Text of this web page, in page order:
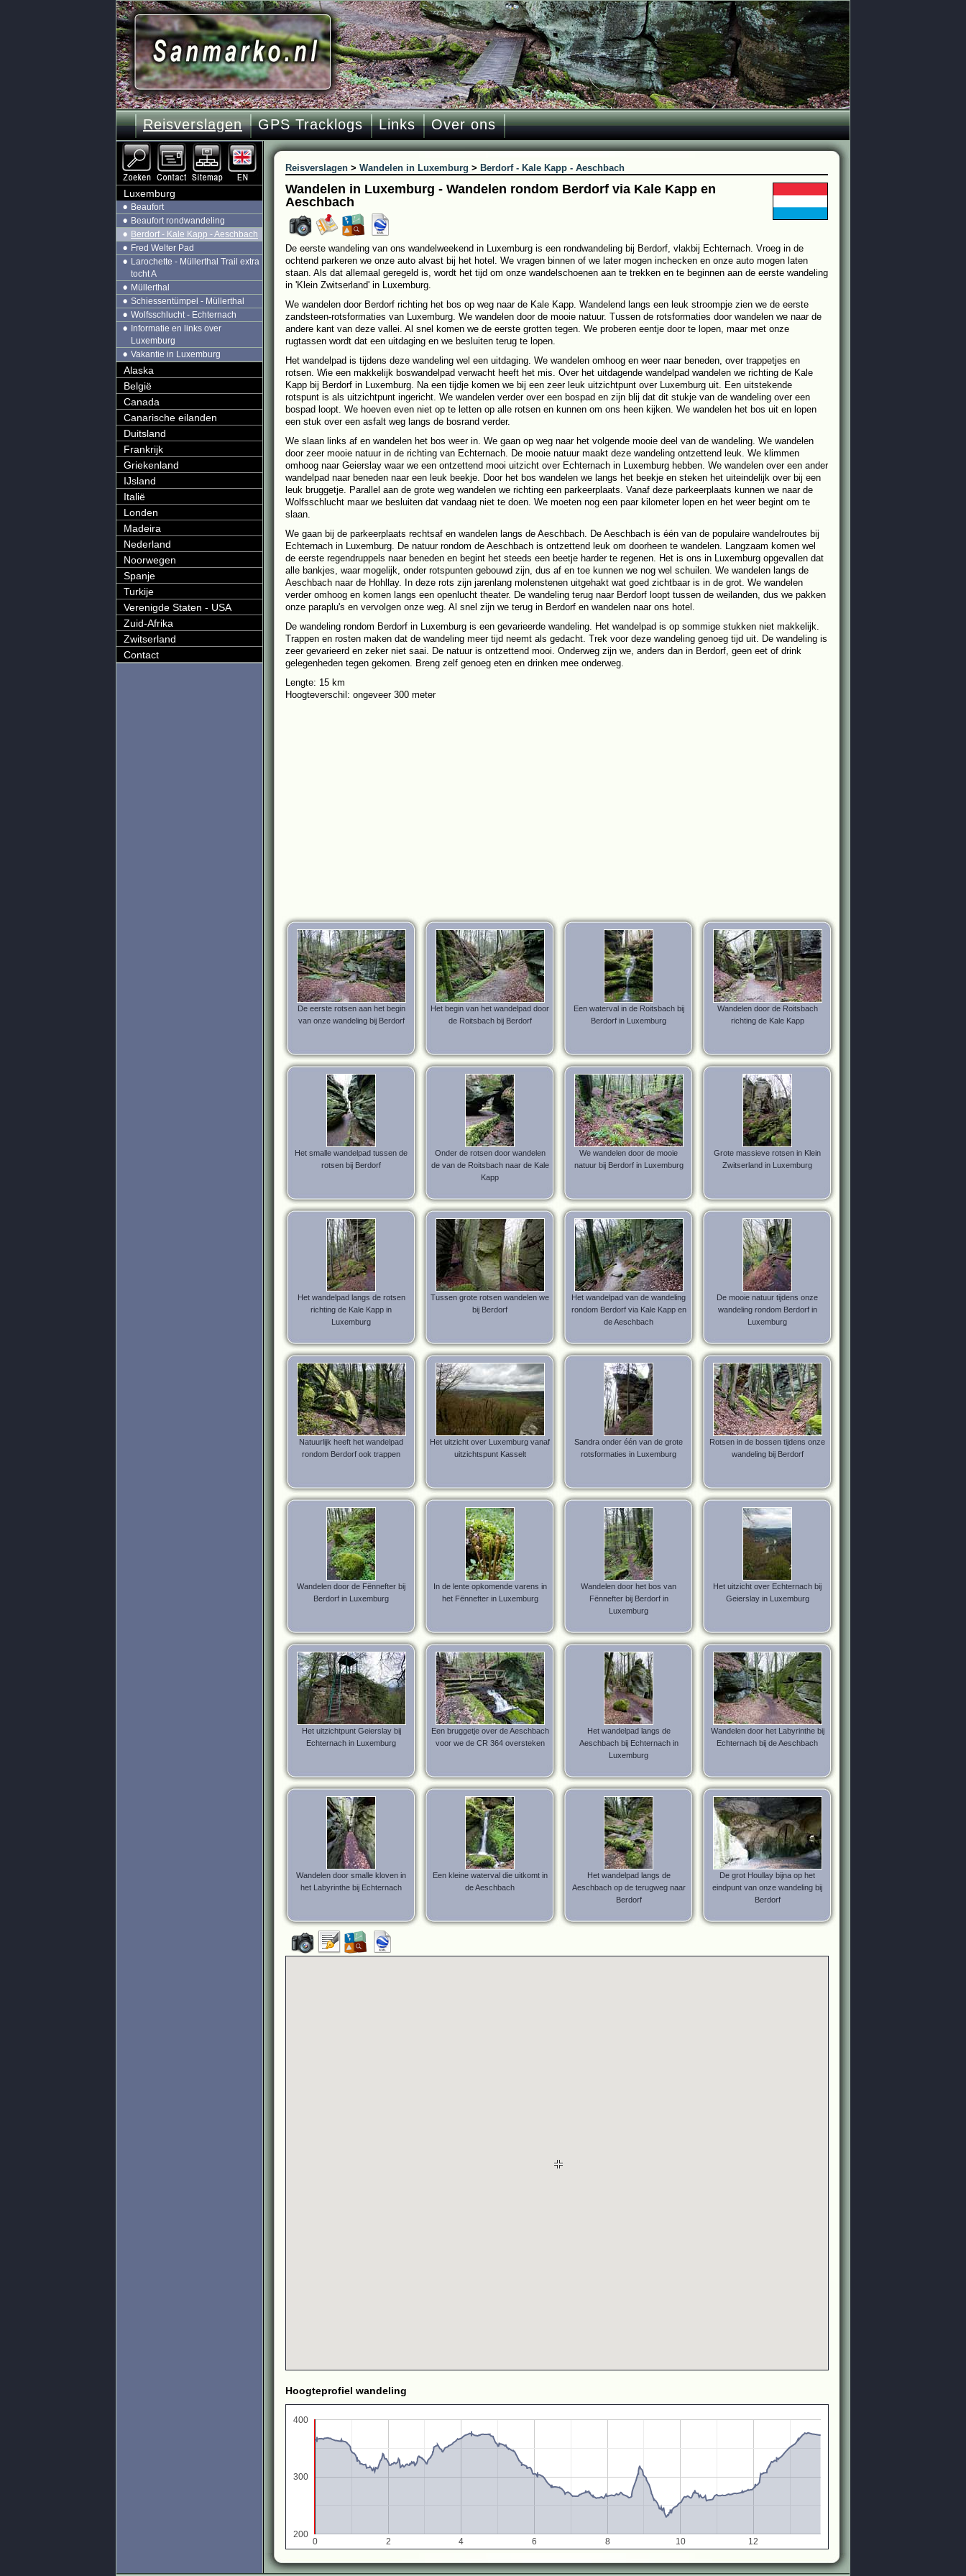
Reisverslagen GPS Tracklogs Links Over ons
Reisverslagen > Wandelen in Luxemburg > Berdorf - Kale Kapp - Aeschbach
Wandelen in Luxemburg - Wandelen rondom Berdorf via Kale Kapp en
Aeschbach
De eerste wandeling van ons wandelweekend in Luxemburg is een rondwandeling bij Berdorf, vlakbij Echternach. Vroeg in de
ochtend parkeren we onze auto alvast bij het hotel. We vragen binnen of we later mogen inchecken en onze auto mogen laten
staan. Als dat allemaal geregeld is, wordt het tijd om onze wandelschoenen aan te trekken en te beginnen aan de eerste wandeling
in 'Klein Zwitserland' in Luxemburg.
We wandelen door Berdorf richting het bos op weg naar de Kale Kapp. Wandelend langs een leuk stroompje zien we de eerste
zandsteen-rotsformaties van Luxemburg. We wandelen door de mooie natuur. Tussen de rotsformaties door wandelen we naar de
andere kant van deze vallei. Al snel komen we de eerste grotten tegen. We proberen eentje door te lopen, maar met onze
rugtassen wordt dat een uitdaging en we besluiten terug te lopen.
Het wandelpad is tijdens deze wandeling wel een uitdaging. We wandelen omhoog en weer naar beneden, over trappetjes en
rotsen. Wie een makkelijk boswandelpad verwacht heeft het mis. Over het uitdagende wandelpad wandelen we richting de Kale
Kapp bij Berdorf in Luxemburg. Na een tijdje komen we bij een zeer leuk uitzichtpunt over Luxemburg uit. Een uitstekende
rotspunt is als uitzichtpunt ingericht. We wandelen verder over een bospad en zijn blij dat dit stukje van de wandeling over een
bospad loopt. We hoeven even niet op te letten op alle rotsen en kunnen om ons heen kijken. We wandelen het bos uit en lopen
een stuk over een asfalt weg langs de bosrand verder.
We slaan links af en wandelen het bos weer in. We gaan op weg naar het volgende mooie deel van de wandeling. We wandelen
door zeer mooie natuur in de richting van Echternach. De mooie natuur maakt deze wandeling ontzettend leuk. We klimmen
omhoog naar Geierslay waar we een ontzettend mooi uitzicht over Echternach in Luxemburg hebben. We wandelen over een ander
wandelpad naar beneden naar een leuk beekje. Door het bos wandelen we langs het beekje en steken het uiteindelijk over bij een
leuk bruggetje. Parallel aan de grote weg wandelen we richting een parkeerplaats. Vanaf deze parkeerplaats kunnen we naar de
Wolfsschlucht maar we besluiten dat vandaag niet te doen. We moeten nog een paar kilometer lopen en het weer begint om te
slaan.
We gaan bij de parkeerplaats rechtsaf en wandelen langs de Aeschbach. De Aeschbach is één van de populaire wandelroutes bij
Echternach in Luxemburg. De natuur rondom de Aeschbach is ontzettend leuk om doorheen te wandelen. Langzaam komen wel
de eerste regendruppels naar beneden en begint het steeds een beetje harder te regenen. Het is ons in Luxemburg opgevallen dat
alle bankjes, waar mogelijk, onder rotspunten gebouwd zijn, dus af en toe kunnen we nog wel schuilen. We wandelen langs de
Aeschbach naar de Hohllay. In deze rots zijn jarenlang molenstenen uitgehakt wat goed zichtbaar is in de grot. We wandelen
verder omhoog en komen langs een openlucht theater. De wandeling terug naar Berdorf loopt tussen de weilanden, dus we pakken
onze paraplu's en vervolgen onze weg. Al snel zijn we terug in Berdorf en wandelen naar ons hotel.
De wandeling rondom Berdorf in Luxemburg is een gevarieerde wandeling. Het wandelpad is op sommige stukken niet makkelijk.
Trappen en rosten maken dat de wandeling meer tijd neemt als gedacht. Trek voor deze wandeling genoeg tijd uit. De wandeling is
zeer gevarieerd en zeker niet saai. De natuur is ontzettend mooi. Onderweg zijn we, anders dan in Berdorf, geen eet of drink
gelegenheden tegen gekomen. Breng zelf genoeg eten en drinken mee onderweg.
Lengte: 15 km
Hoogteverschil: ongeveer 300 meter
De eerste rotsen aan het begin
van onze wandeling bij Berdorf
Het begin van het wandelpad door
de Roitsbach bij Berdorf
Een waterval in de Roitsbach bij
Berdorf in Luxemburg
Wandelen door de Roitsbach
richting de Kale Kapp
Het smalle wandelpad tussen de
rotsen bij Berdorf
Onder de rotsen door wandelen
de van de Roitsbach naar de Kale
Kapp
We wandelen door de mooie
natuur bij Berdorf in Luxemburg
Grote massieve rotsen in Klein
Zwitserland in Luxemburg
Het wandelpad langs de rotsen
richting de Kale Kapp in
Luxemburg
Tussen grote rotsen wandelen we
bij Berdorf
Het wandelpad van de wandeling
rondom Berdorf via Kale Kapp en
de Aeschbach
De mooie natuur tijdens onze
wandeling rondom Berdorf in
Luxemburg
Natuurlijk heeft het wandelpad
rondom Berdorf ook trappen
Het uitzicht over Luxemburg vanaf
uitzichtspunt Kasselt
Sandra onder één van de grote
rotsformaties in Luxemburg
Rotsen in de bossen tijdens onze
wandeling bij Berdorf
Wandelen door de Fënnefter bij
Berdorf in Luxemburg
In de lente opkomende varens in
het Fënnefter in Luxemburg
Wandelen door het bos van
Fënnefter bij Berdorf in
Luxemburg
Het uitzicht over Echternach bij
Geierslay in Luxemburg
Het uitzichtpunt Geierslay bij
Echternach in Luxemburg
Een bruggetje over de Aeschbach
voor we de CR 364 oversteken
Het wandelpad langs de
Aeschbach bij Echternach in
Luxemburg
Wandelen door het Labyrinthe bij
Echternach bij de Aeschbach
Wandelen door smalle kloven in
het Labyrinthe bij Echternach
Een kleine waterval die uitkomt in
de Aeschbach
Het wandelpad langs de
Aeschbach op de terugweg naar
Berdorf
De grot Houllay bijna op het
eindpunt van onze wandeling bij
Berdorf
Hoogteprofiel wandeling
0 2 4 6 8 10 12
200
300
400
Luxemburg
Beaufort
Beaufort rondwandeling
Berdorf - Kale Kapp - Aeschbach
Fred Welter Pad
Larochette - Müllerthal Trail extra
tocht A
Müllerthal
Schiessentümpel - Müllerthal
Wolfsschlucht - Echternach
Informatie en links over
Luxemburg
Vakantie in Luxemburg
Alaska
België
Canada
Canarische eilanden
Duitsland
Frankrijk
Griekenland
IJsland
Italië
Londen
Madeira
Nederland
Noorwegen
Spanje
Turkije
Verenigde Staten - USA
Zuid-Afrika
Zwitserland
Contact